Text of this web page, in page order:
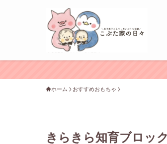
ホーム おすすめおもちゃ
きらきら知育ブロッ